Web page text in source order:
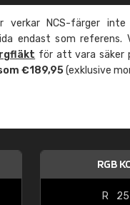
verkar NCS-färger
endast som referens.
för att vara säker
€189,95(exklusive
RGB
R